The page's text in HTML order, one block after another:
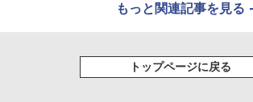
もっと関連記事を見る
トップページに戻る